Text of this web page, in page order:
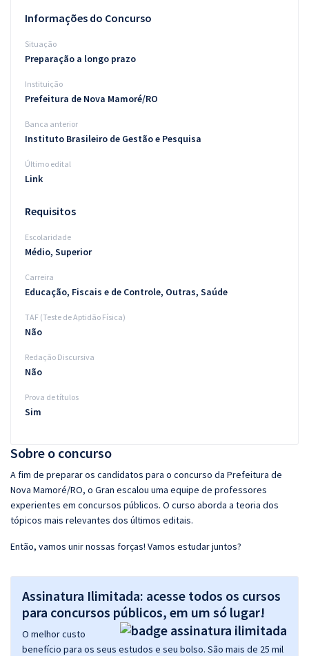
Questões grátis
Blog
Aprovados
Atendimento
Sobre o concurso
A fim de preparar os candidatos para o concurso da Prefeitura de
Nova Mamoré/RO, o Gran escalou uma equipe de professores
experientes em concursos públicos. O curso aborda a teoria dos
tópicos mais relevantes dos últimos editais.
Então, vamos unir nossas forças! Vamos estudar juntos?
Assinatura Ilimitada: acesse todos os cursos
para concursos públicos, em um só lugar!
O melhor custo
benefício para os seus estudos e seu bolso. São mais de 25 mil
Informações do Concurso
Situação
Preparação a longo prazo
Instituição
Prefeitura de Nova Mamoré/RO
Banca anterior
Instituto Brasileiro de Gestão e Pesquisa
Último edital
Link
Requisitos
Escolaridade
Médio, Superior
Carreira
Educação, Fiscais e de Controle, Outras, Saúde
TAF (Teste de Aptidão Física)
Não
Redação Discursiva
Não
Prova de títulos
Sim